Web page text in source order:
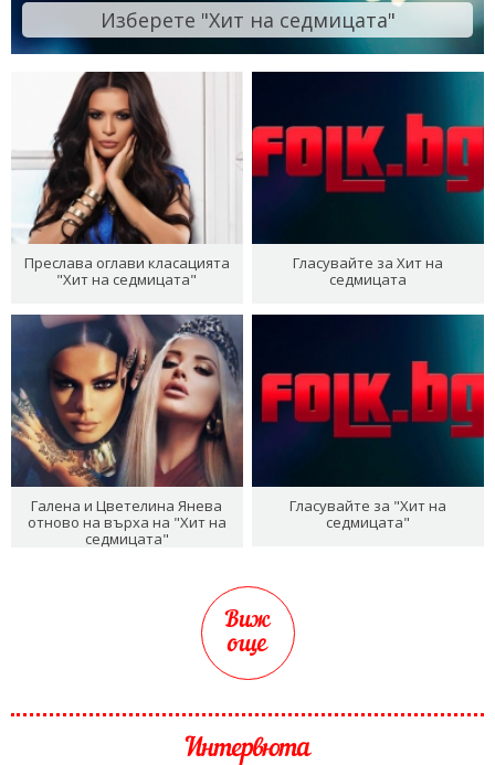
Изберете "Хит на седмицата"
Преслава оглави класацията
"Хит на седмицата"
Гласувайте за Хит на
седмицата
Галена и Цветелина Янева
отново на върха на "Хит на
седмицата"
Гласувайте за "Хит на
седмицата"
Виж
още
Интервюта